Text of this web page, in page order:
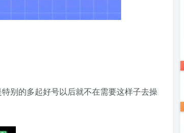
别的多起好号以后就不在需要这样子去操